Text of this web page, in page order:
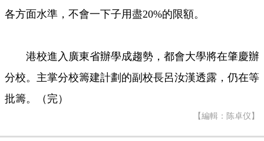
各方面水準，不會一下子用盡20%的限額。
港校進入廣東省辦學成趨勢，都會大學將在肇慶辦
分校。主掌分校籌建計劃的副校長呂汝漢透露，仍在等
批籌。（完）
【編輯：陈卓仪】